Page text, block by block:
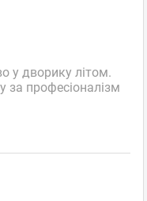
у дворику літом.
професіоналізм